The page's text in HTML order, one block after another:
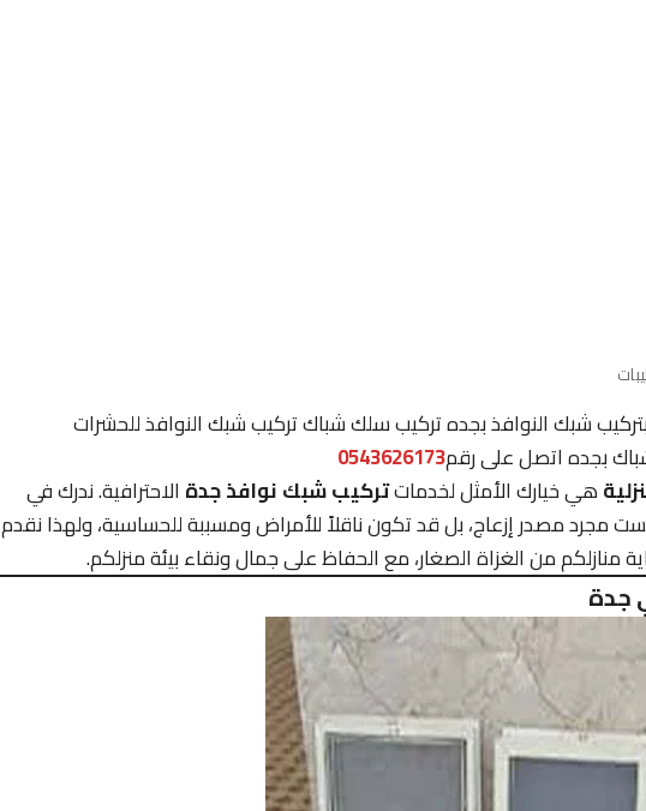
شبك النوافذ بجده تركيب سلك شباك تركيب شبك النوافذ للحشرات
بجده اتصل على رقم0543626173
هي خيارك الأمثل لخدماتتركيب شبك نوافذ جدة الاحترافية. ندرك في
مجرد مصدر إزعاج، بل قد تكون ناقلاً للأمراض ومسببة للحساسية، ولهذا نقدم
منازلكم من الغزاة الصغار، مع الحفاظ على جمال ونقاء بيئة منزلكم.
جدة